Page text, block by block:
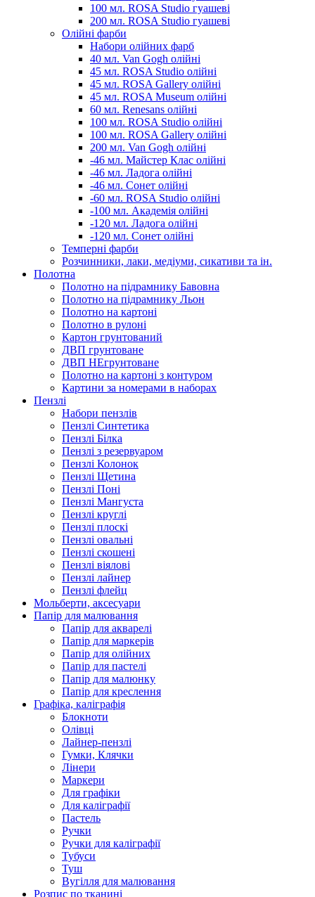
100 мл. ROSA Studio гуашеві
200 мл. ROSA Studio гуашеві
Олійні фарби
Набори олійних фарб
40 мл. Van Gogh олійні
45 мл. ROSA Studio олійні
45 мл. ROSA Gallery олійні
45 мл. ROSA Museum олійні
60 мл. Renesans олійні
100 мл. ROSA Studio олійні
100 мл. ROSA Gallery олійні
200 мл. Van Gogh олійні
-46 мл. Майстер Клас олійні
-46 мл. Ладога олійні
-46 мл. Сонет олійні
-60 мл. ROSA Studio олійні
-100 мл. Академія олійні
-120 мл. Ладога олійні
-120 мл. Сонет олійні
Темперні фарби
Розчинники, лаки, медіуми, сикативи та ін.
Полотна
Полотно на підрамнику Бавовна
Полотно на підрамнику Льон
Полотно на картоні
Полотно в рулоні
Картон грунтований
ДВП грунтоване
ДВП НЕгрунтоване
Полотно на картоні з контуром
Картини за номерами в наборах
Пензлі
Набори пензлів
Пензлі Синтетика
Пензлі Білка
Пензлі з резервуаром
Пензлі Колонок
Пензлі Щетина
Пензлі Поні
Пензлі Мангуста
Пензлі круглі
Пензлі плоскі
Пензлі овальні
Пензлі скошені
Пензлі віялові
Пензлі лайнер
Пензлі флейц
Мольберти, аксесуари
Папір для малювання
Папір для акварелі
Папір для маркерів
Папір для олійних
Папір для пастелі
Папір для малюнку
Папір для креслення
Графіка, каліграфія
Блокноти
Олівці
Лайнер-пензлі
Гумки, Клячки
Лінери
Маркери
Для графіки
Для каліграфії
Пастель
Ручки
Ручки для каліграфії
Тубуси
Туш
Вугілля для малювання
Розпис по тканині